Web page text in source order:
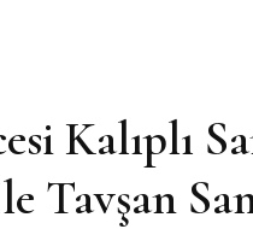
Kalıplı
Tavşan